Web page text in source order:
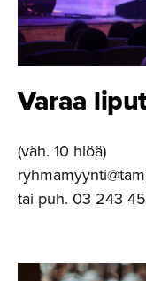
Varaa
(väh. 10 hlöä)
tai puh. 03 243